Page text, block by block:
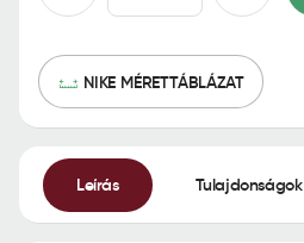
NIKE MÉRETTÁBLÁZAT
Leírás Tulajdonságok